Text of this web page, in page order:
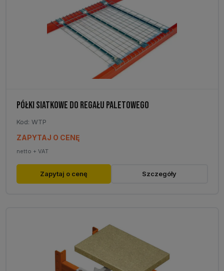
PÓŁKI SIATKOWE DO REGAŁU PALETOWEGO
Kod: WTP
ZAPYTAJ O CENĘ
netto + VAT
Zapytaj o cenę
Ten
produkt
Szczegóły